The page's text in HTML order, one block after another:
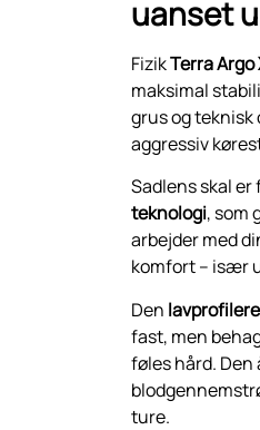
uanset
FizikTerra Argo
maksimal
grus og teknisk
aggressiv
Sadlens skal
teknologi, som
arbejder med
komfort – især
Den
fast, men
føles hård.
ture.